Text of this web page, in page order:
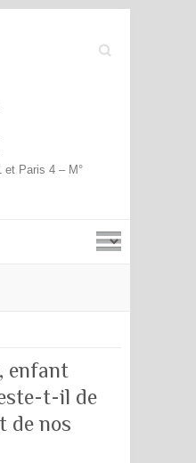
Search
et Paris 4 – M°
enfant
t-il de
de nos